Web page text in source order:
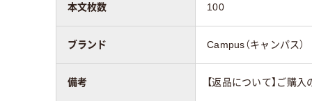
本文枚数 100
ブランド Campus（キャンパス）
備考 【返品について】ご購